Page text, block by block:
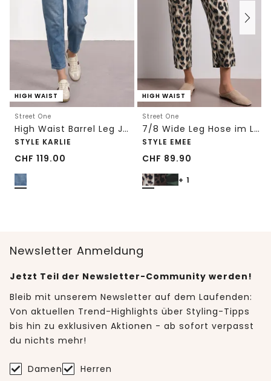
HIGH WAIST
Street One
High Waist Barrel Leg Jeans im Loose Fit
STYLE KARLIE
CHF 119.00
HIGH WAIST
Street One
7/8 Wide Leg Hose im Loose Fit mit Print
STYLE EMEE
CHF 89.90
+ 1
Newsletter Anmeldung
Jetzt Teil der Newsletter-Community werden!
Bleib mit unserem Newsletter auf dem Laufenden:
Von aktuellen Trend-Highlights über Styling-Tipps
bis hin zu exklusiven Aktionen - ab sofort verpasst
du nichts mehr!
Damen Herren